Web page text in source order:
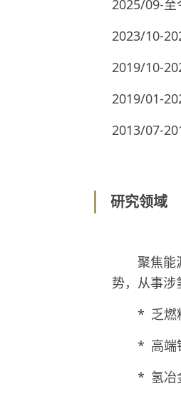
2025/09-
2023/10-
2019/10-
2019/01-
2013/07-
研究领域
聚焦能
势，从事涉
* 乏燃
* 高端
* 氢冶